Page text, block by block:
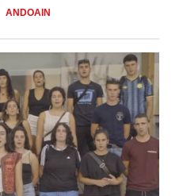
ANDOAIN